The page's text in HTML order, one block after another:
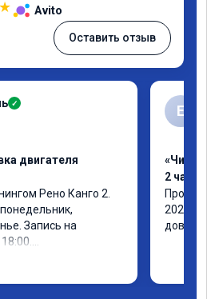
★ Avito
Оставить отзыв
✓
двигателя
Рено Канго 2.
Запись на
минут,
Е
«Чип
2 часа»
2021